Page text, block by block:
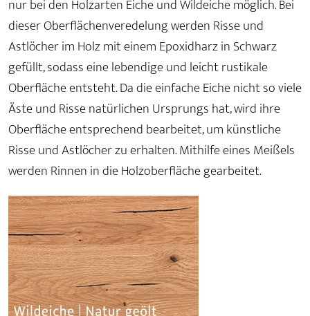
nur bei den Holzarten Eiche und Wildeiche möglich. Bei
dieser Oberflächenveredelung werden Risse und
Astlöcher im Holz mit einem Epoxidharz in Schwarz
gefüllt, sodass eine lebendige und leicht rustikale
Oberfläche entsteht. Da die einfache Eiche nicht so viele
Äste und Risse natürlichen Ursprungs hat, wird ihre
Oberfläche entsprechend bearbeitet, um künstliche
Risse und Astlöcher zu erhalten. Mithilfe eines Meißels
werden Rinnen in die Holzoberfläche gearbeitet.